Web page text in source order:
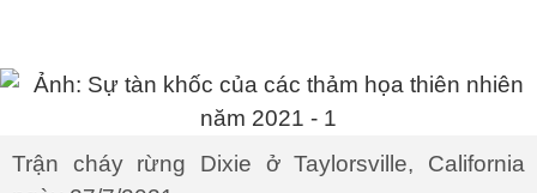
Trận cháy rừng Dixie ở Taylorsville, California